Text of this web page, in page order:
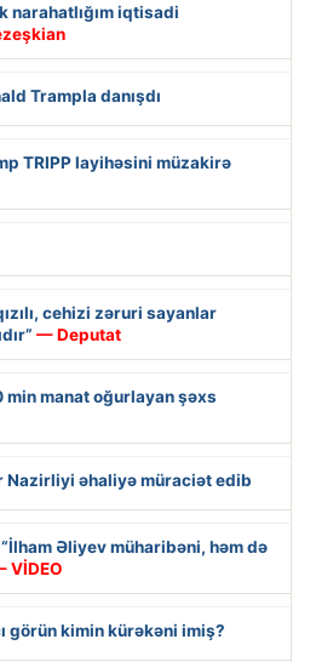
narahatlığım iqtisadi
Trampla danışdı
TRIPP layihəsini müzakirə
cehizi zəruri sayanlar
— Deputat
min manat oğurlayan şəxs
Nazirliyi əhaliyə müraciət edib
Əliyev müharibəni, həm də
VİDEO
görün kimin kürəkəni imiş?